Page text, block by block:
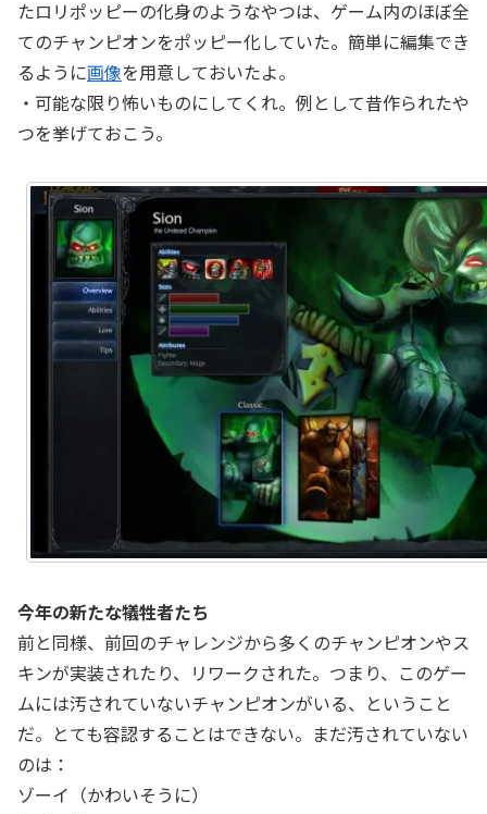
たロリポッピーの化身のようなやつは、ゲーム内のほぼ全
てのチャンピオンをポッピー化していた。簡単に編集でき
るように画像を用意しておいたよ。
・可能な限り怖いものにしてくれ。例として昔作られたや
つを挙げておこう。
今年の新たな犠牲者たち
前と同様、前回のチャレンジから多くのチャンピオンやス
キンが実装されたり、リワークされた。つまり、このゲー
ムには汚されていないチャンピオンがいる、ということ
だ。とても容認することはできない。まだ汚されていない
のは：
ゾーイ（かわいそうに）